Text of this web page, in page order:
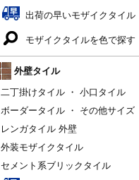
出荷の早いモザイクタイル
モザイクタイルを色で探す
外壁タイル
二丁掛けタイル ・ 小口タイル
ボーダータイル ・ その他サイズ
レンガタイル 外壁
外装モザイクタイル
セメント系ブリックタイル